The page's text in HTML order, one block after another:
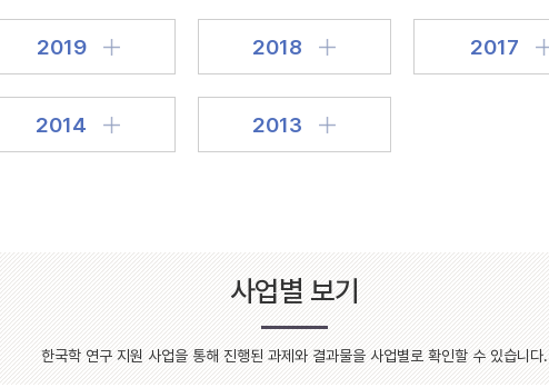
2019 2018 2017
2014 2013
사업별 보기
한국학 연구 지원 사업을 통해 진행된 과제와 결과물을 사업별로 확인할 수 있습니다.